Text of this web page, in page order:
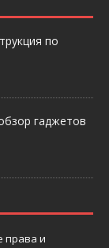
по
гаджетов
права и